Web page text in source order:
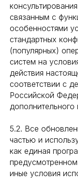
связанным с
особенностями
стандартных
(популярных)
систем на
действия
соответствии с
Российской
дополнительного
5.2. Все
частью и
как единая
иные условия